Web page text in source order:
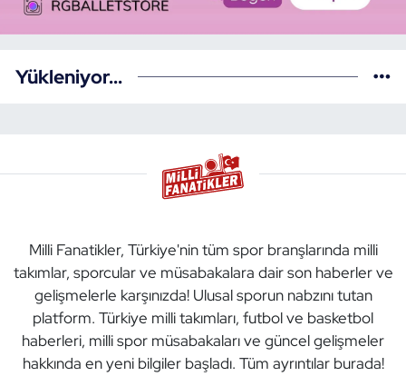
Yükleniyor...
Milli Fanatikler, Türkiye'nin tüm spor branşlarında milli
takımlar, sporcular ve müsabakalara dair son haberler ve
gelişmelerle karşınızda! Ulusal sporun nabzını tutan
platform. Türkiye milli takımları, futbol ve basketbol
haberleri, milli spor müsabakaları ve güncel gelişmeler
hakkında en yeni bilgiler başladı. Tüm ayrıntılar burada!